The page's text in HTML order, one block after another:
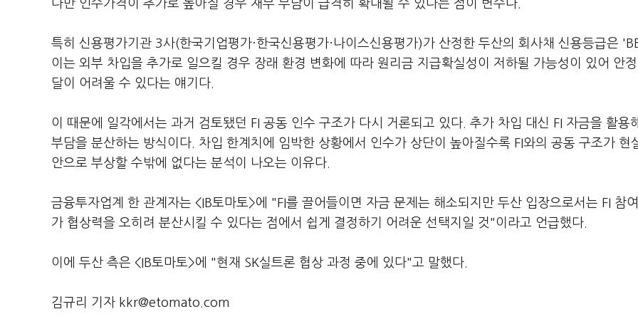
다만 인수가격이 추가로 높아질 경우 재무 부담이 급격히 확대될 수 있다는 점이 변수다.
특히 신용평가기관 3사(한국기업평가·한국신용평가·나이스신용평가)가 산정한 두산의 회사채 신용등급은
이는 외부 차입을 추가로 일으킬 경우 장래 환경 변화에 따라 원리금 지급확실성이 저하될 가능성이 있어 안
달이 어려울 수 있다는 얘기다.
이 때문에 일각에서는 과거 검토됐던 FI 공동 인수 구조가 다시 거론되고 있다. 추가 차입 대신 FI 자금을 활용
부담을 분산하는 방식이다. 차입 한계치에 임박한 상황에서 인수가 상단이 높아질수록 FI와의 공동 구조가 현
안으로 부상할 수밖에 없다는 분석이 나오는 이유다.
금융투자업계 한 관계자는 <IB토마토>에 "FI를 끌어들이면 자금 문제는 해소되지만 두산 입장으로서는 FI 참
가 협상력을 오히려 분산시킬 수 있다는 점에서 쉽게 결정하기 어려운 선택지일 것"이라고 언급했다.
이에 두산 측은 <IB토마토>에 "현재 SK실트론 협상 과정 중에 있다"고 말했다.
김규리 기자 kkr@etomato.com